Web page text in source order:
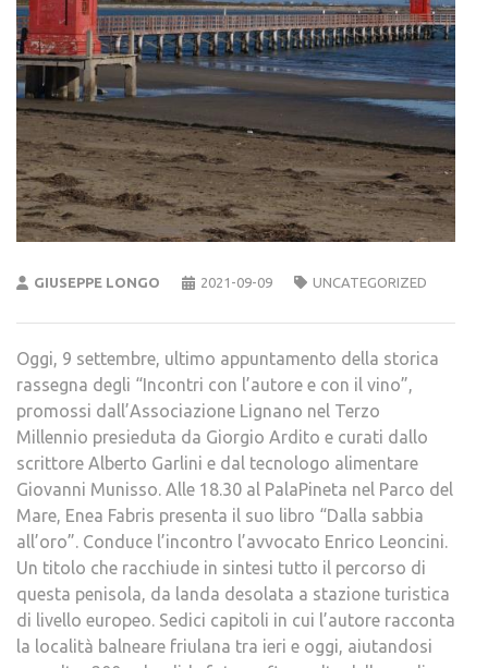
GIUSEPPE LONGO 2021-09-09 UNCATEGORIZED
Oggi, 9 settembre, ultimo appuntamento della storica
rassegna degli “Incontri con l’autore e con il vino”,
promossi dall’Associazione Lignano nel Terzo
Millennio presieduta da Giorgio Ardito e curati dallo
scrittore Alberto Garlini e dal tecnologo alimentare
Giovanni Munisso. Alle 18.30 al PalaPineta nel Parco del
Mare, Enea Fabris presenta il suo libro “Dalla sabbia
all’oro”. Conduce l’incontro l’avvocato Enrico Leoncini.
Un titolo che racchiude in sintesi tutto il percorso di
questa penisola, da landa desolata a stazione turistica
di livello europeo. Sedici capitoli in cui l’autore racconta
la località balneare friulana tra ieri e oggi, aiutandosi